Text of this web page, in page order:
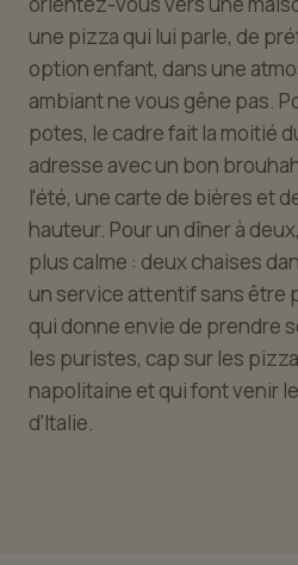
une pizza qui lui parle, de
option enfant, dans une
ambiant ne vous gêne pas.
potes, le cadre fait la moitié
adresse avec un bon
l'été, une carte de bières et
hauteur. Pour un dîner à
plus calme : deux chaises
un service attentif sans être
qui donne envie de prendre
les puristes, cap sur les
napolitaine et qui font venir
d'Italie.